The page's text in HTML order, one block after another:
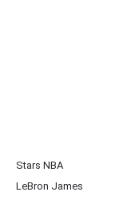
Stars NBA
LeBron James